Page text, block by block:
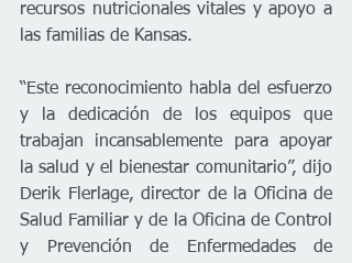
recursos nutricionales vitales y apoyo a
las familias de Kansas.
“Este reconocimiento habla del esfuerzo
y la dedicación de los equipos que
trabajan incansablemente para apoyar
la salud y el bienestar comunitario”, dijo
Derik Flerlage, director de la Oficina de
Salud Familiar y de la Oficina de Control
y Prevención de Enfermedades de